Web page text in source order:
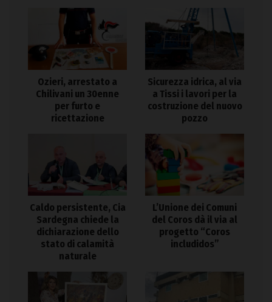
Ozieri, arrestato a
Chilivani un 30enne
per furto e
ricettazione
Sicurezza idrica, al via
a Tissi i lavori per la
costruzione del nuovo
pozzo
Caldo persistente, Cia
Sardegna chiede la
dichiarazione dello
stato di calamità
naturale
L’Unione dei Comuni
del Coros dà il via al
progetto “Coros
includidos”